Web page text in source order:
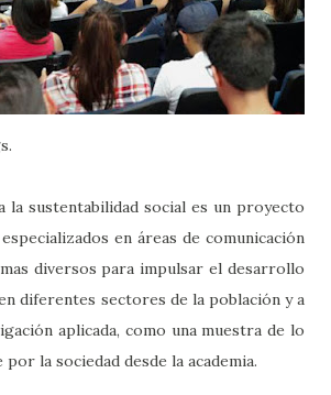
la sustentabilidad social es un proyecto
en áreas de comunicación
diversos para impulsar el desarrollo
diferentes sectores de la población y a
aplicada, como una muestra de lo
la sociedad desde la academia.